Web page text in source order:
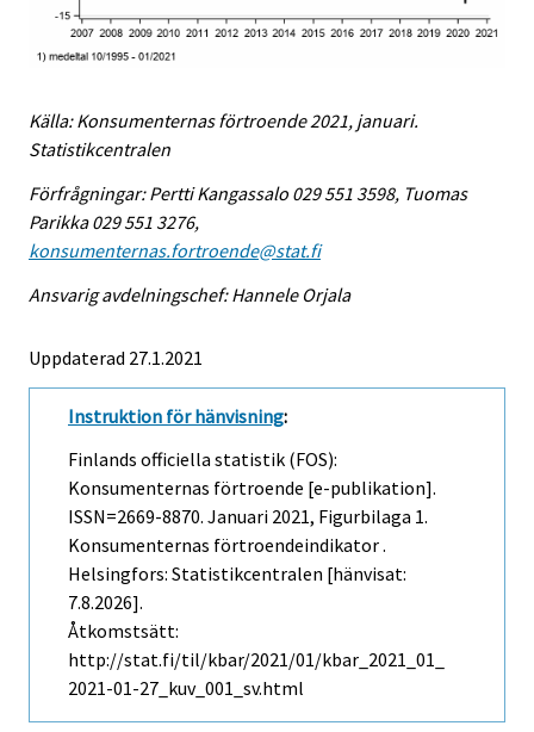
Källa: Konsumenternas förtroende 2021, januari.
Statistikcentralen
Förfrågningar: Pertti Kangassalo 029 551 3598, Tuomas
Parikka 029 551 3276,
konsumenternas.fortroende@stat.fi
Ansvarig avdelningschef: Hannele Orjala
Uppdaterad 27.1.2021
Instruktion för hänvisning:
Finlands officiella statistik (FOS):
Konsumenternas förtroende [e-publikation].
ISSN=2669-8870. Januari 2021, Figurbilaga 1.
Konsumenternas förtroendeindikator .
Helsingfors: Statistikcentralen [hänvisat:
7.8.2026].
Åtkomstsätt:
http://stat.fi/til/kbar/2021/01/kbar_2021_01_
2021-01-27_kuv_001_sv.html